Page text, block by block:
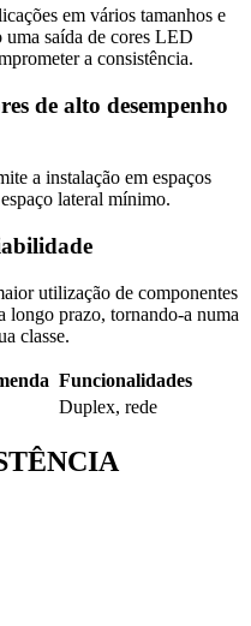
em vários tamanhos e
uma saída de cores LED
a consistência.
de alto desempenho
a instalação em espaços
lateral mínimo.
utilização de componentes
longo prazo, tornando-a numa
classe.
Funcionalidades
Duplex, rede